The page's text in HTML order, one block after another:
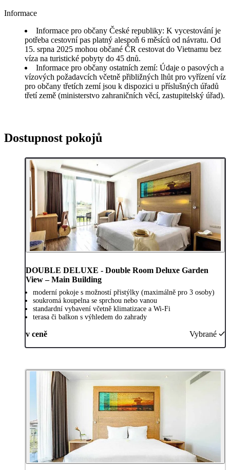
Informace
Informace pro občany České republiky: K vycestování je
potřeba cestovní pas platný alespoň 6 měsíců od návratu. Od
15. srpna 2025 mohou občané ČR cestovat do Vietnamu bez
víza na turistické pobyty do 45 dnů.
Informace pro občany ostatních zemí: Údaje o pasových a
vízových požadavcích včetně přibližných lhůt pro vyřízení víz
pro občany třetích zemí jsou k dispozici u příslušných úřadů
třetí země (ministerstvo zahraničních věcí, zastupitelský úřad).
Dostupnost pokojů
DOUBLE DELUXE - Double Room Deluxe Garden
View – Main Building
moderní pokoje s možností přistýlky (maximálně pro 3 osoby)
soukromá koupelna se sprchou nebo vanou
standardní vybavení včetně klimatizace a Wi-Fi
terasa či balkon s výhledem do zahrady
v ceně Vybrané